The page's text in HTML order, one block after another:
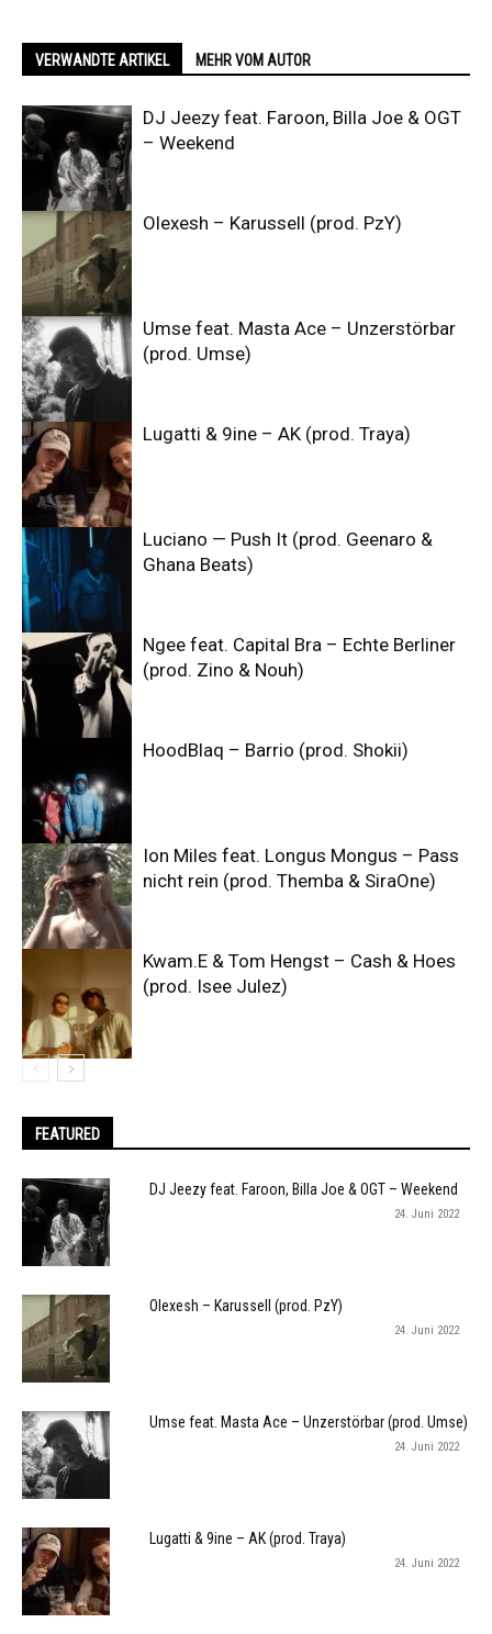
VERWANDTE ARTIKEL MEHR VOM AUTOR
DJ Jeezy feat. Faroon, Billa Joe & OGT
– Weekend
Olexesh – Karussell (prod. PzY)
Umse feat. Masta Ace – Unzerstörbar
(prod. Umse)
Lugatti & 9ine – AK (prod. Traya)
Luciano — Push It (prod. Geenaro &
Ghana Beats)
Ngee feat. Capital Bra – Echte Berliner
(prod. Zino & Nouh)
HoodBlaq – Barrio (prod. Shokii)
Ion Miles feat. Longus Mongus – Pass
nicht rein (prod. Themba & SiraOne)
Kwam.E & Tom Hengst – Cash & Hoes
(prod. Isee Julez)
FEATURED
DJ Jeezy feat. Faroon, Billa Joe & OGT – Weekend
24. Juni 2022
Olexesh – Karussell (prod. PzY)
24. Juni 2022
Umse feat. Masta Ace – Unzerstörbar (prod. Umse)
24. Juni 2022
Lugatti & 9ine – AK (prod. Traya)
24. Juni 2022